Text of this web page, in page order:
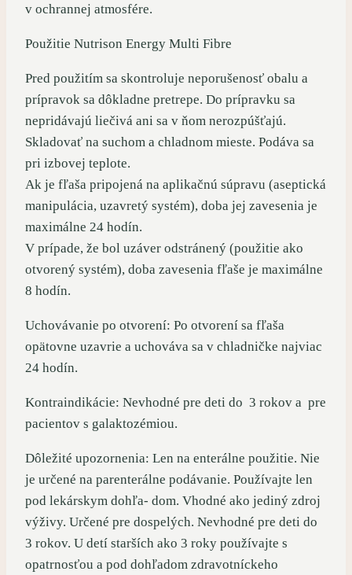
v ochrannej atmosfére.
Použitie Nutrison Energy Multi Fibre
Pred použitím sa skontroluje neporušenosť obalu a
prípravok sa dôkladne pretrepe. Do prípravku sa
nepridávajú liečivá ani sa v ňom nerozpúšťajú.
Skladovať na suchom a chladnom mieste. Podáva sa
pri izbovej teplote.
Ak je fľaša pripojená na aplikačnú súpravu (aseptická
manipulácia, uzavretý systém), doba jej zavesenia je
maximálne 24 hodín.
V prípade, že bol uzáver odstránený (použitie ako
otvorený systém), doba zavesenia fľaše je maximálne
8 hodín.
Uchovávanie po otvorení: Po otvorení sa fľaša
opätovne uzavrie a uchováva sa v chladničke najviac
24 hodín.
Kontraindikácie: Nevhodné pre deti do 3 rokov a pre
pacientov s galaktozémiou.
Dôležité upozornenia: Len na enterálne použitie. Nie
je určené na parenterálne podávanie. Používajte len
pod lekárskym dohľa- dom. Vhodné ako jediný zdroj
výživy. Určené pre dospelých. Nevhodné pre deti do
3 rokov. U detí starších ako 3 roky používajte s
opatrnosťou a pod dohľadom zdravotníckeho